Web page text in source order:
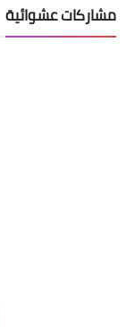
مشاركات عشوائية